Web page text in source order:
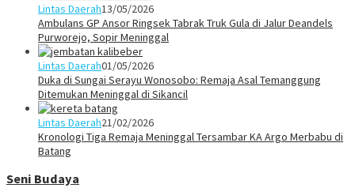
Lintas Daerah13/05/2026
Ambulans GP Ansor Ringsek Tabrak Truk Gula di Jalur Deandels
Purworejo, Sopir Meninggal
Lintas Daerah01/05/2026
Duka di Sungai Serayu Wonosobo: Remaja Asal Temanggung
Ditemukan Meninggal di Sikancil
Lintas Daerah21/02/2026
Kronologi Tiga Remaja Meninggal Tersambar KA Argo Merbabu di
Batang
Seni Budaya